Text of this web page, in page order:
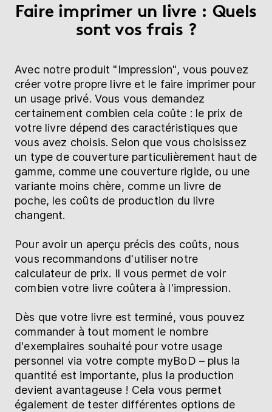
Faire imprimer un livre : Quels
sont vos frais ?
Avec notre produit "Impression", vous pouvez
créer votre propre livre et le faire imprimer pour
un usage privé. Vous vous demandez
certainement combien cela coûte : le prix de
votre livre dépend des caractéristiques que
vous avez choisis. Selon que vous choisissez
un type de couverture particulièrement haut de
gamme, comme une couverture rigide, ou une
variante moins chère, comme un livre de
poche, les coûts de production du livre
changent.
Pour avoir un aperçu précis des coûts, nous
vous recommandons d'utiliser notre
calculateur de prix. Il vous permet de voir
combien votre livre coûtera à l'impression.
Dès que votre livre est terminé, vous pouvez
commander à tout moment le nombre
d'exemplaires souhaité pour votre usage
personnel via votre compte myBoD – plus la
quantité est importante, plus la production
devient avantageuse ! Cela vous permet
également de tester différentes options de